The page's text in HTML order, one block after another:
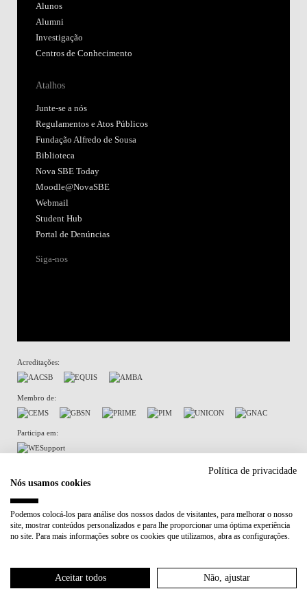
Alunos
Alumni
Investigação
Centros de Conhecimento
Atalhos
Junte-se a nós
Regulamentos e Atos Públicos
Fundação Alfredo de Sousa
Biblioteca
Nova SBE Today
Moodle@NovaSBE
Webmail
Student Hub
Portal de Denúncias
Siga-nos
Acreditações:
Membro de:
Participa em:
Política de privacidade
Nós usamos cookies
Podemos colocá-los para análise dos nossos dados de visitantes, para melhorar o nosso
site, mostrar conteúdos personalizados e para lhe proporcionar uma óptima experiência
no site. Para mais informações sobre os cookies que utilizamos, abra as configurações.
Aceitar todos Não, ajustar